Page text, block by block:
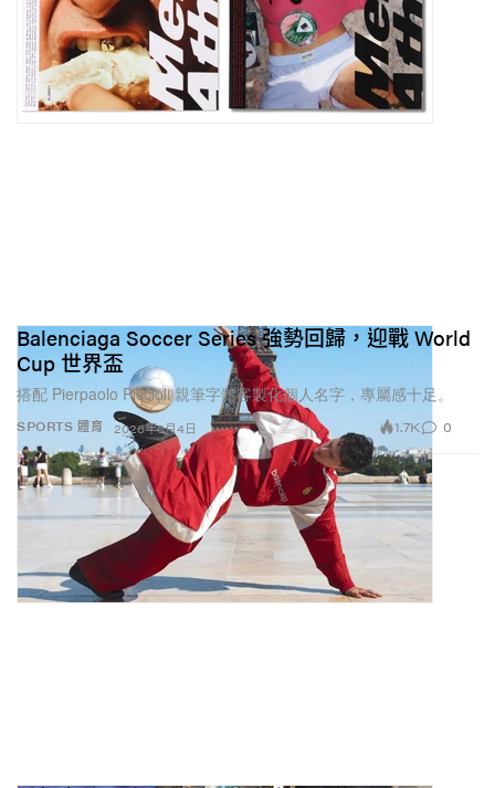
SPORTS 體育
Balenciaga Soccer Series 強勢回歸，迎戰 World
Cup 世界盃
搭配 Pierpaolo Piccioli 親筆字體客製化個人名字，專屬感十足。
2026年6月4日 1.7K 0